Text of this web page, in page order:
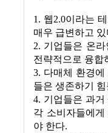
1. 웹2.0이라는
매우 급변하고 있
2. 기업들은 온
전략적으로 융합
3. 다매체 환경
들은 생존하기
4. 기업들은 과
각 소비자들에
야 한다.